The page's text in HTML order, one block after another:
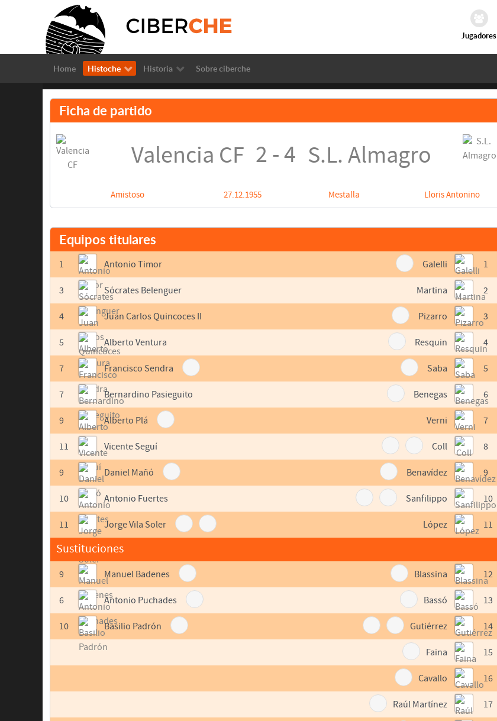
Jugadores
Home Histoche Historia Sobre ciberche
Ficha de partido
Valencia CF 2 - 4 S.L. Almagro
Amistoso 27.12.1955 Mestalla Lloris Antonino
Equipos titulares
1 Antonio Timor
3 Sócrates Belenguer
4 Juan Carlos Quincoces II
5 Alberto Ventura
7 Francisco Sendra
7 Bernardino Pasieguito
9 Alberto Plá
11 Vicente Seguí
9 Daniel Mañó
10 Antonio Fuertes
11 Jorge Vila Soler
Sustituciones
9 Manuel Badenes
6 Antonio Puchades
10 Basilio Padrón
1
Galelli
2
Martina
3
Pizarro
4
Resquin
5
Saba
6
Benegas
7
Verni
8
Coll
9
Benavídez
10
Sanfilippo
11
López
12
Blassina
13
Bassó
14
Gutiérrez
15
Faina
16
Cavallo
17
Raúl Martínez